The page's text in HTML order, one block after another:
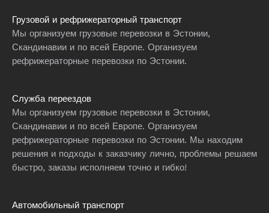
Грузовой и рефрижераторный транспорт
Мы организуем грузовые перевозки в Эстонии,
Скандинавии и по всей Европе. Организуем
рефрижераторные перевозки по Эстонии.
Служба переездов
Мы организуем грузовые перевозки в Эстонии,
Скандинавии и по всей Европе. Организуем
рефрижераторные перевозки по Эстонии. Мы находим
решения и подходы к заказчику лично, проблемы решаем
быстро, заказы исполняем точно и гибко!
Автомобильный транспорт